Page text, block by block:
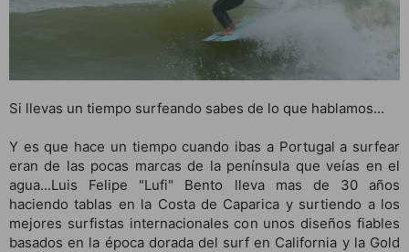
Si llevas un tiempo surfeando sabes de lo que hablamos...
Y es que hace un tiempo cuando ibas a Portugal a surfear
eran de las pocas marcas de la península que veías en el
agua...Luis Felipe "Lufi" Bento lleva mas de 30 años
haciendo tablas en la Costa de Caparica y surtiendo a los
mejores surfistas internacionales con unos diseños fiables
basados en la época dorada del surf en California y la Gold